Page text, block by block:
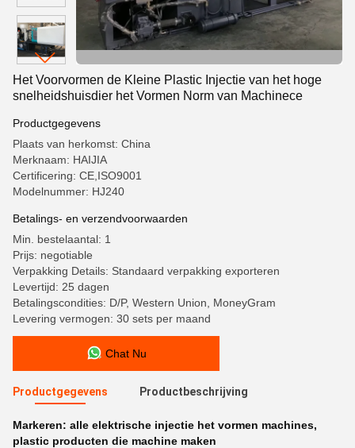
Het Voorvormen de Kleine Plastic Injectie van het hoge
snelheidshuisdier het Vormen Norm van Machinece
Productgegevens
Plaats van herkomst: China
Merknaam: HAIJIA
Certificering: CE,ISO9001
Modelnummer: HJ240
Betalings- en verzendvoorwaarden
Min. bestelaantal: 1
Prijs: negotiable
Verpakking Details: Standaard verpakking exporteren
Levertijd: 25 dagen
Betalingscondities: D/P, Western Union, MoneyGram
Levering vermogen: 30 sets per maand
Chat Nu
Productgegevens Productbeschrijving
Markeren: alle elektrische injectie het vormen machines,
plastic producten die machine maken